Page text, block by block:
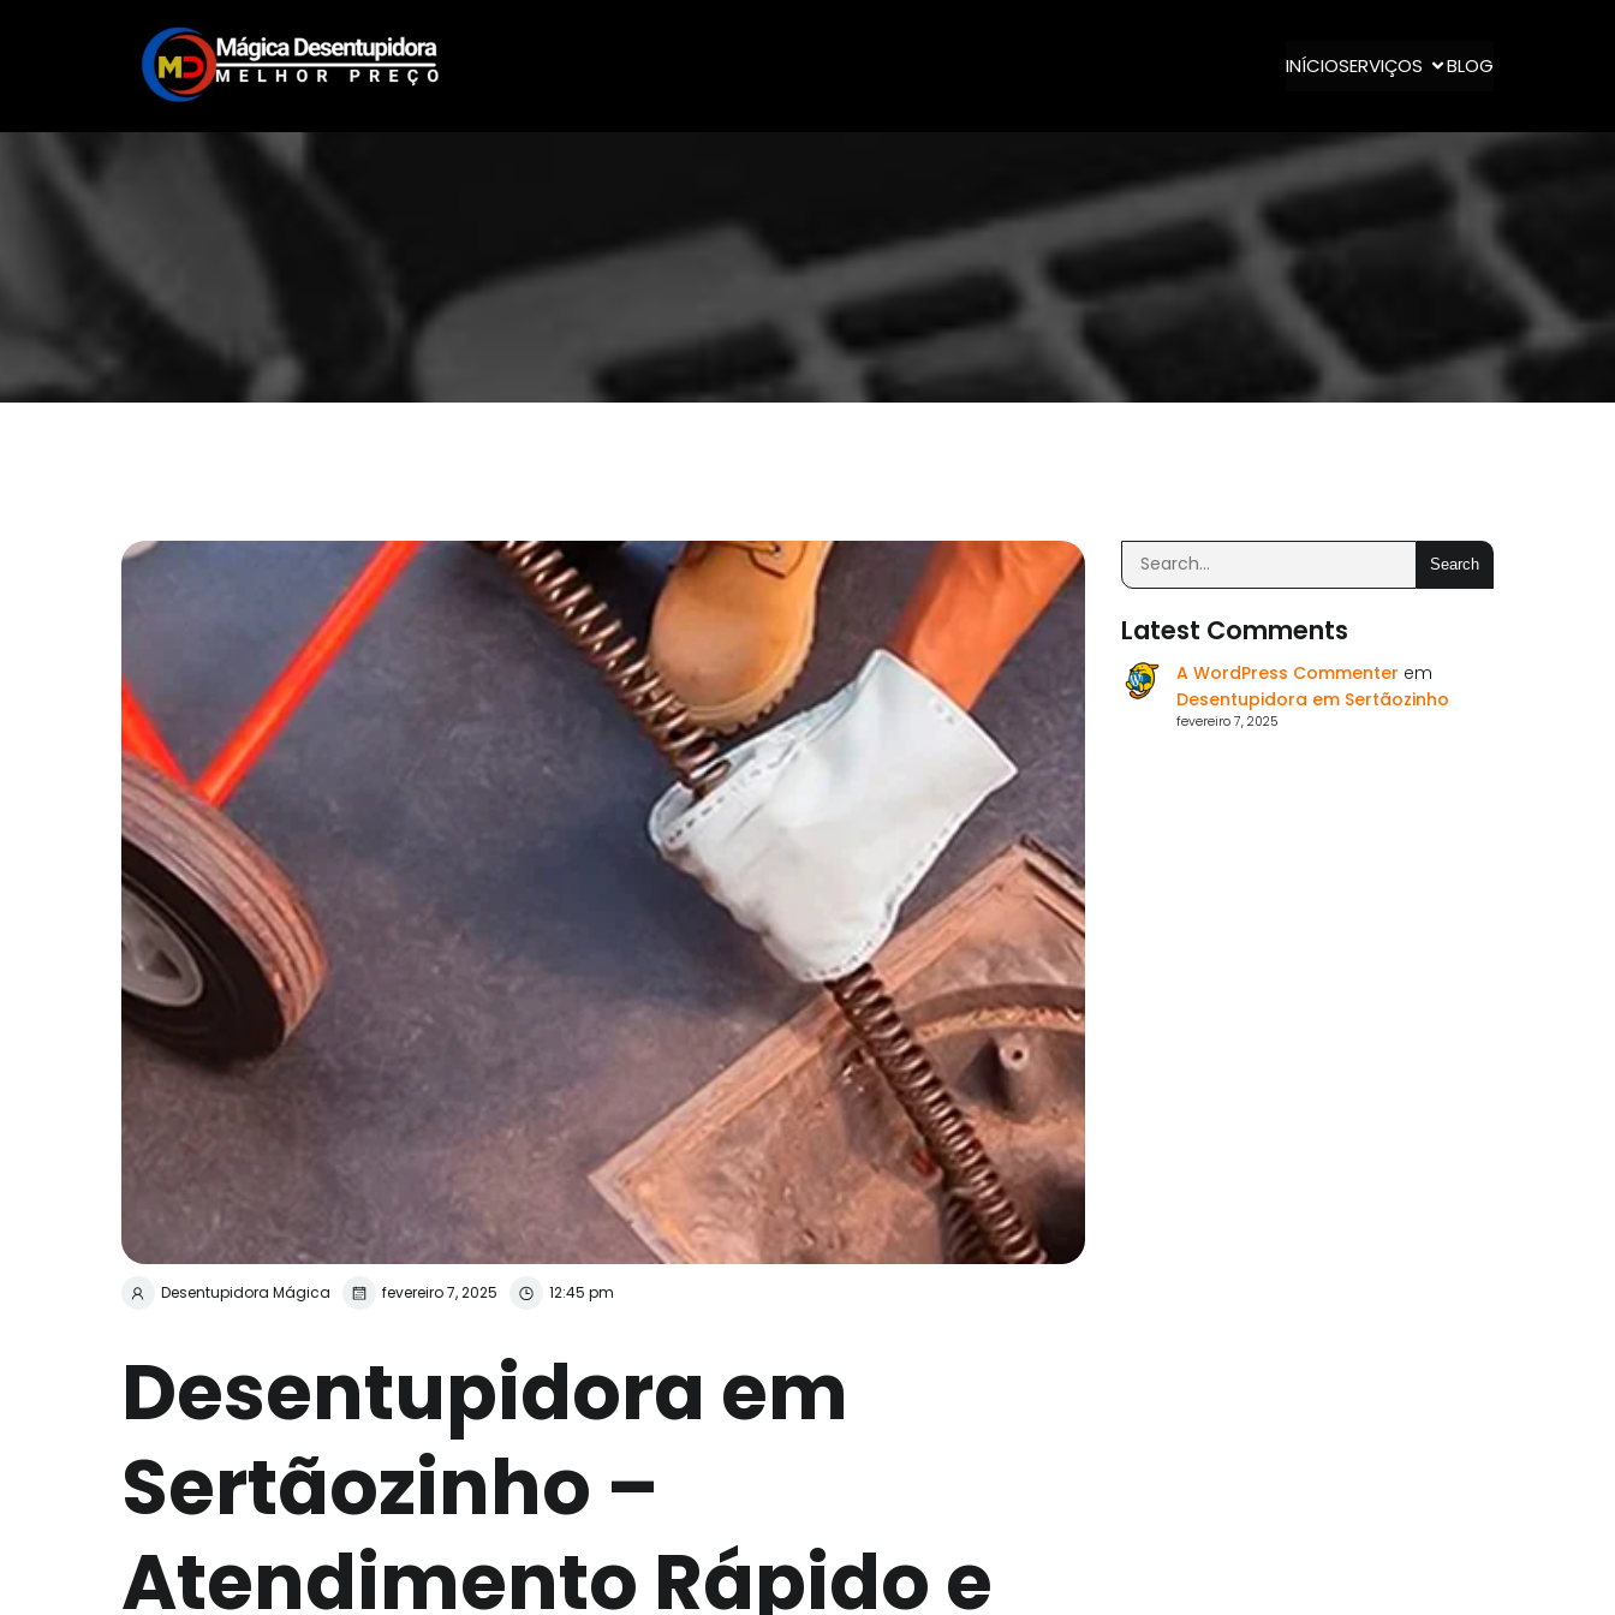
INÍCIOSERVIÇOS BLOG
Desentupidora Mágica fevereiro 7, 2025 12:45 pm
Desentupidora em
Sertãozinho –
Atendimento Rápido e
Search
Latest Comments
A WordPress Commenter em
Desentupidora em Sertãozinho
fevereiro 7, 2025